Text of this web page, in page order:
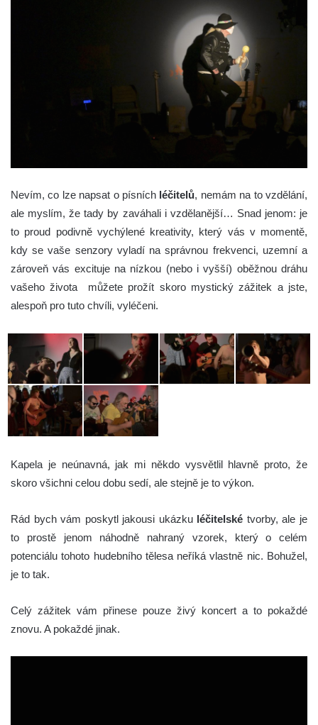
Nevím, co lze napsat o písních léčitelů, nemám na to vzdělání,
ale myslím, že tady by zaváhali i vzdělanější… Snad jenom: je
to proud podivně vychýlené kreativity, který vás v momentě,
kdy se vaše senzory vyladí na správnou frekvenci, uzemní a
zároveň vás excituje na nízkou (nebo i vyšší) oběžnou dráhu
vašeho života můžete prožít skoro mystický zážitek a jste,
alespoň pro tuto chvíli, vyléčeni.
Kapela je neúnavná, jak mi někdo vysvětlil hlavně proto, že
skoro všichni celou dobu sedí, ale stejně je to výkon.
Rád bych vám poskytl jakousi ukázku léčitelské tvorby, ale je
to prostě jenom náhodně nahraný vzorek, který o celém
potenciálu tohoto hudebního tělesa neříká vlastně nic. Bohužel,
je to tak.
Celý zážitek vám přinese pouze živý koncert a to pokaždé
znovu. A pokaždé jinak.